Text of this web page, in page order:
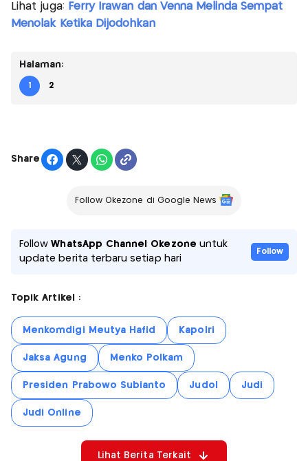
Lihat juga: Ferry Irawan dan Venna Melinda Sempat
Menolak Ketika Dijodohkan
Halaman:
1 2
Share
Follow Okezone di Google News
FollowWhatsApp Channel Okezone untuk
update berita terbaru setiap hari
Follow
Topik Artikel :
Menkomdigi Meutya Hafid Kapolri
Jaksa Agung Menko Polkam
Presiden Prabowo Subianto Judol Judi
Judi Online
Lihat Berita Terkait